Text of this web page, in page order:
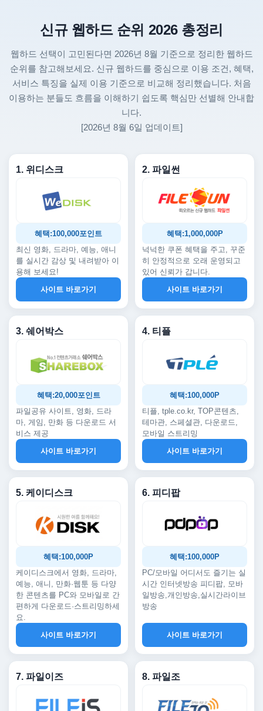
신규 웹하드 순위 2026 총정리
웹하드 선택이 고민된다면 2026년 8월 기준으로 정리한 웹하드
순위를 참고해보세요. 신규 웹하드를 중심으로 이용 조건, 혜택,
서비스 특징을 실제 이용 기준으로 비교해 정리했습니다. 처음
이용하는 분들도 흐름을 이해하기 쉽도록 핵심만 선별해 안내합
니다.
[2026년 8월 6일 업데이트]
1. 위디스크
혜택:100,000포인트
최신 영화, 드라마, 예능, 애니
를 실시간 감상 및 내려받아 이
용해 보세요!
사이트 바로가기
2. 파일썬
혜택:1,000,000P
넉넉한 쿠폰 혜택을 주고, 꾸준
히 안정적으로 오래 운영되고
있어 신뢰가 갑니다.
사이트 바로가기
3. 쉐어박스
혜택:20,000포인트
파일공유 사이트, 영화, 드라
마, 게임, 만화 등 다운로드 서
비스 제공
사이트 바로가기
4. 티플
혜택:100,000P
티플, tple.co.kr, TOP콘텐츠,
테마관, 스페셜관, 다운로드,
모바일 스트리밍
사이트 바로가기
5. 케이디스크
혜택:100,000P
케이디스크에서 영화, 드라마,
예능, 애니, 만화·웹툰 등 다양
한 콘텐츠를 PC와 모바일로 간
편하게 다운로드·스트리밍하세
요.
사이트 바로가기
6. 피디팝
혜택:100,000P
PC/모바일 어디서도 즐기는 실
시간 인터넷방송 피디팝, 모바
일방송,개인방송,실시간라이브
방송
사이트 바로가기
7. 파일이즈 8. 파일조